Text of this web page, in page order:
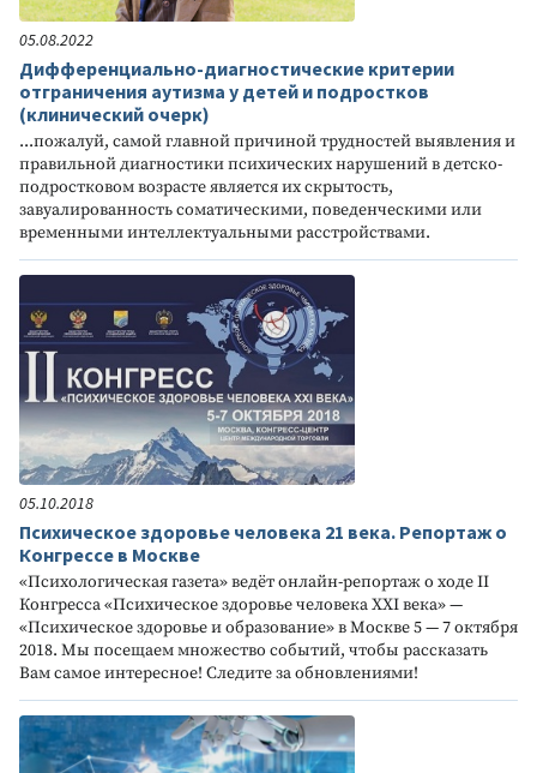
05.08.2022
Дифференциально-диагностические критерии
отграничения аутизма у детей и подростков
(клинический очерк)
...пожалуй, самой главной причиной трудностей выявления и
правильной диагностики психических нарушений в детско-
подростковом возрасте является их скрытость,
завуалированность соматическими, поведенческими или
временными интеллектуальными расстройствами.
05.10.2018
Психическое здоровье человека 21 века. Репортаж о
Конгрессе в Москве
«Психологическая газета» ведёт онлайн-репортаж о ходе II
Конгресса «Психическое здоровье человека XXI века» —
«Психическое здоровье и образование» в Москве 5 — 7 октября
2018. Мы посещаем множество событий, чтобы рассказать
Вам самое интересное! Следите за обновлениями!